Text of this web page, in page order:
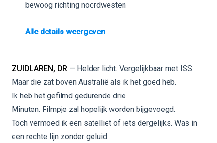
bewoog richting noordwesten
Alle details weergeven
ZUIDLAREN, DR — Helder licht. Vergelijkbaar met ISS.
Maar die zat boven Australië als ik het goed heb.
Ik heb het gefilmd gedurende drie
Minuten. Filmpje zal hopelijk worden bijgevoegd.
Toch vermoed ik een satelliet of iets dergelijks. Was in
een rechte lijn zonder geluid.